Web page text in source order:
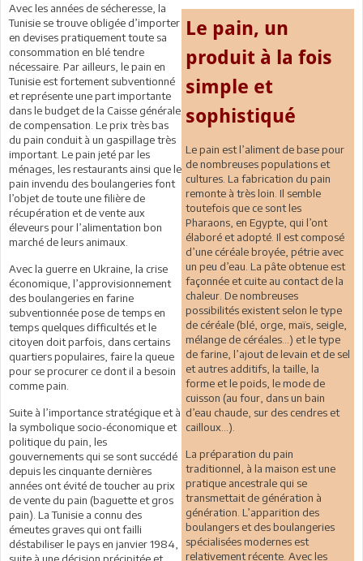
Le pain, un
produit à la fois
simple et
sophistiqué
Le pain est l’aliment de base pour
de nombreuses populations et
cultures. La fabrication du pain
remonte à très loin. Il semble
toutefois que ce sont les
Pharaons, en Egypte, qui l’ont
élaboré et adopté. Il est composé
d’une céréale broyée, pétrie avec
un peu d’eau. La pâte obtenue est
façonnée et cuite au contact de la
chaleur. De nombreuses
possibilités existent selon le type
de céréale (blé, orge, maïs, seigle,
mélange de céréales…) et le type
de farine, l’ajout de levain et de sel
et autres additifs, la taille, la
forme et le poids, le mode de
cuisson (au four, dans un bain
d’eau chaude, sur des cendres et
cailloux…).
La préparation du pain
traditionnel, à la maison est une
pratique ancestrale qui se
transmettait de génération à
génération. L’apparition des
boulangers et des boulangeries
spécialisées modernes est
relativement récente. Avec les
Avec les années de sécheresse, la
Tunisie se trouve obligée d’importer
en devises pratiquement toute sa
consommation en blé tendre
nécessaire. Par ailleurs, le pain en
Tunisie est fortement subventionné
et représente une part importante
dans le budget de la Caisse générale
de compensation. Le prix très bas
du pain conduit à un gaspillage très
important. Le pain jeté par les
ménages, les restaurants ainsi que le
pain invendu des boulangeries font
l’objet de toute une filière de
récupération et de vente aux
éleveurs pour l’alimentation bon
marché de leurs animaux.
Avec la guerre en Ukraine, la crise
économique, l’approvisionnement
des boulangeries en farine
subventionnée pose de temps en
temps quelques difficultés et le
citoyen doit parfois, dans certains
quartiers populaires, faire la queue
pour se procurer ce dont il a besoin
comme pain.
Suite à l’importance stratégique et à
la symbolique socio-économique et
politique du pain, les
gouvernements qui se sont succédé
depuis les cinquante dernières
années ont évité de toucher au prix
de vente du pain (baguette et gros
pain). La Tunisie a connu des
émeutes graves qui ont failli
déstabiliser le pays en janvier 1984,